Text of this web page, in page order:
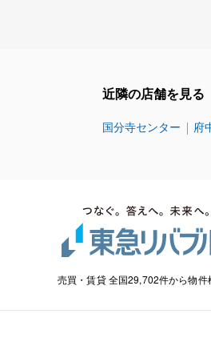
近隣の店舗を見る
国分寺センター 府
売買・賃貸 全国29,702件から物件